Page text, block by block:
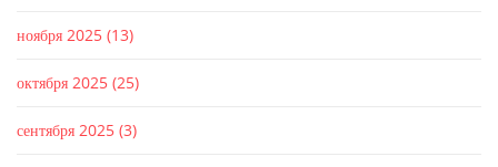
ноября 2025 (13)
октября 2025 (25)
сентября 2025 (3)